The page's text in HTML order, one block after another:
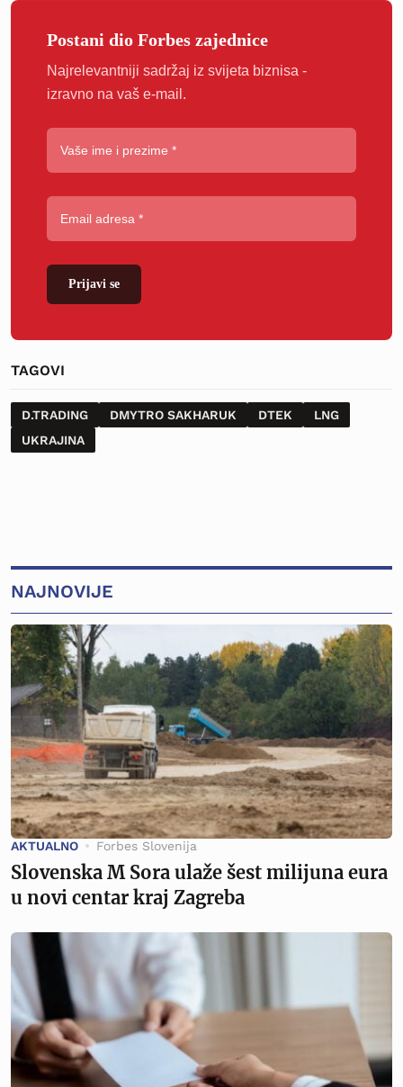
Postani dio Forbes zajednice
Najrelevantniji sadržaj iz svijeta biznisa -
izravno na vaš e-mail.
Prijavi se
TAGOVI
D.TRADING DMYTRO SAKHARUK DTEK
LNG
UKRAJINA
NAJNOVIJE
AKTUALNO Forbes Slovenija
Slovenska M Sora ulaže šest milijuna eura
u novi centar kraj Zagreba